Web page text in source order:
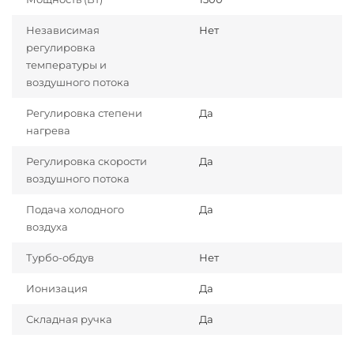
Независимая
регулировка
температуры и
воздушного потока
Нет
Регулировка степени
нагрева
Да
Регулировка скорости
воздушного потока
Да
Подача холодного
воздуха
Да
Турбо-обдув Нет
Ионизация Да
Складная ручка Да